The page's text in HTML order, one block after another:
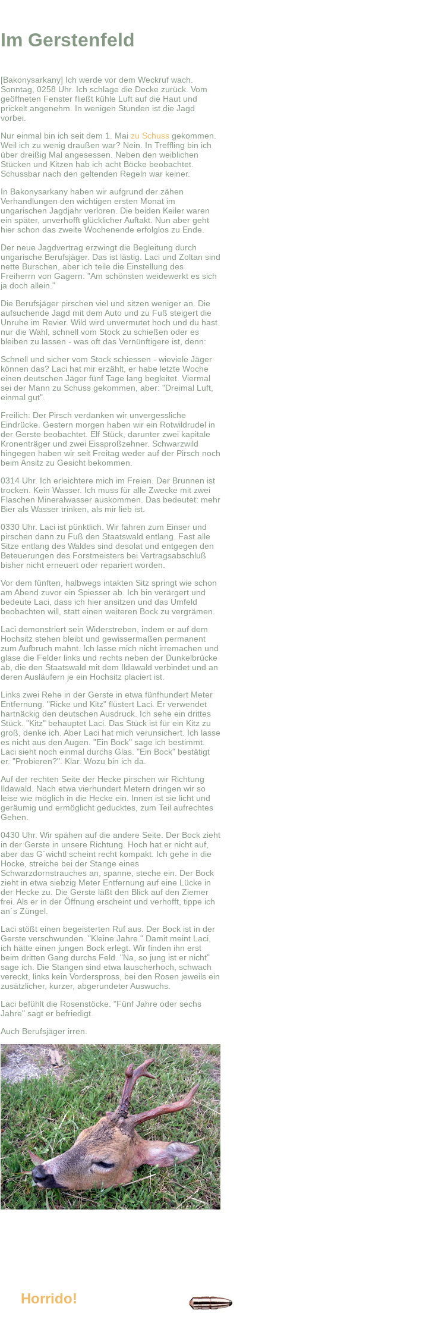
Im Gerstenfeld
[Bakonysarkany] Ich werde vor dem Weckruf wach.
Sonntag, 0258 Uhr. Ich schlage die Decke zurück. Vom
geöffneten Fenster fließt kühle Luft auf die Haut und
prickelt angenehm. In wenigen Stunden ist die Jagd
vorbei.
Nur einmal bin ich seit dem 1. Mai zu Schuss gekommen.
Weil ich zu wenig draußen war? Nein. In Treffling bin ich
über dreißig Mal angesessen. Neben den weiblichen
Stücken und Kitzen hab ich acht Böcke beobachtet.
Schussbar nach den geltenden Regeln war keiner.
In Bakonysarkany haben wir aufgrund der zähen
Verhandlungen den wichtigen ersten Monat im
ungarischen Jagdjahr verloren. Die beiden Keiler waren
ein später, unverhofft glücklicher Auftakt. Nun aber geht
hier schon das zweite Wochenende erfolglos zu Ende.
Der neue Jagdvertrag erzwingt die Begleitung durch
ungarische Berufsjäger. Das ist lästig. Laci und Zoltan sind
nette Burschen, aber ich teile die Einstellung des
Freiherrn von Gagern: "Am schönsten weidewerkt es sich
ja doch allein."
Die Berufsjäger pirschen viel und sitzen weniger an. Die
aufsuchende Jagd mit dem Auto und zu Fuß steigert die
Unruhe im Revier. Wild wird unvermutet hoch und du hast
nur die Wahl, schnell vom Stock zu schießen oder es
bleiben zu lassen - was oft das Vernünftigere ist, denn:
Schnell und sicher vom Stock schiessen - wieviele Jäger
können das? Laci hat mir erzählt, er habe letzte Woche
einen deutschen Jäger fünf Tage lang begleitet. Viermal
sei der Mann zu Schuss gekommen, aber: "Dreimal Luft,
einmal gut".
Freilich: Der Pirsch verdanken wir unvergessliche
Eindrücke. Gestern morgen haben wir ein Rotwildrudel in
der Gerste beobachtet. Elf Stück, darunter zwei kapitale
Kronenträger und zwei Eissproßzehner. Schwarzwild
hingegen haben wir seit Freitag weder auf der Pirsch noch
beim Ansitz zu Gesicht bekommen.
0314 Uhr. Ich erleichtere mich im Freien. Der Brunnen ist
trocken. Kein Wasser. Ich muss für alle Zwecke mit zwei
Flaschen Mineralwasser auskommen. Das bedeutet: mehr
Bier als Wasser trinken, als mir lieb ist.
0330 Uhr. Laci ist pünktlich. Wir fahren zum Einser und
pirschen dann zu Fuß den Staatswald entlang. Fast alle
Sitze entlang des Waldes sind desolat und entgegen den
Beteuerungen des Forstmeisters bei Vertragsabschluß
bisher nicht erneuert oder repariert worden.
Vor dem fünften, halbwegs intakten Sitz springt wie schon
am Abend zuvor ein Spiesser ab. Ich bin verärgert und
bedeute Laci, dass ich hier ansitzen und das Umfeld
beobachten will, statt einen weiteren Bock zu vergrämen.
Laci demonstriert sein Widerstreben, indem er auf dem
Hochsitz stehen bleibt und gewissermaßen permanent
zum Aufbruch mahnt. Ich lasse mich nicht irremachen und
glase die Felder links und rechts neben der Dunkelbrücke
ab, die den Staatswald mit dem Ildawald verbindet und an
deren Ausläufern je ein Hochsitz placiert ist.
Links zwei Rehe in der Gerste in etwa fünfhundert Meter
Entfernung. "Ricke und Kitz" flüstert Laci. Er verwendet
hartnäckig den deutschen Ausdruck. Ich sehe ein drittes
Stück. "Kitz" behauptet Laci. Das Stück ist für ein Kitz zu
groß, denke ich. Aber Laci hat mich verunsichert. Ich lasse
es nicht aus den Augen. "Ein Bock" sage ich bestimmt.
Laci sieht noch einmal durchs Glas. "Ein Bock" bestätigt
er. "Probieren?". Klar. Wozu bin ich da.
Auf der rechten Seite der Hecke pirschen wir Richtung
Ildawald. Nach etwa vierhundert Metern dringen wir so
leise wie möglich in die Hecke ein. Innen ist sie licht und
geräumig und ermöglicht geducktes, zum Teil aufrechtes
Gehen.
0430 Uhr. Wir spähen auf die andere Seite. Der Bock zieht
in der Gerste in unsere Richtung. Hoch hat er nicht auf,
aber das G´wichtl scheint recht kompakt. Ich gehe in die
Hocke, streiche bei der Stange eines
Schwarzdornstrauches an, spanne, steche ein. Der Bock
zieht in etwa siebzig Meter Entfernung auf eine Lücke in
der Hecke zu. Die Gerste läßt den Blick auf den Ziemer
frei. Als er in der Öffnung erscheint und verhofft, tippe ich
an´s Züngel.
Laci stößt einen begeisterten Ruf aus. Der Bock ist in der
Gerste verschwunden. "Kleine Jahre." Damit meint Laci,
ich hätte einen jungen Bock erlegt. Wir finden ihn erst
beim dritten Gang durchs Feld. "Na, so jung ist er nicht"
sage ich. Die Stangen sind etwa lauscherhoch, schwach
vereckt, links kein Vorderspross, bei den Rosen jeweils ein
zusätzlicher, kurzer, abgerundeter Auswuchs.
Laci befühlt die Rosenstöcke. "Fünf Jahre oder sechs
Jahre" sagt er befriedigt.
Auch Berufsjäger irren.
Horrido!